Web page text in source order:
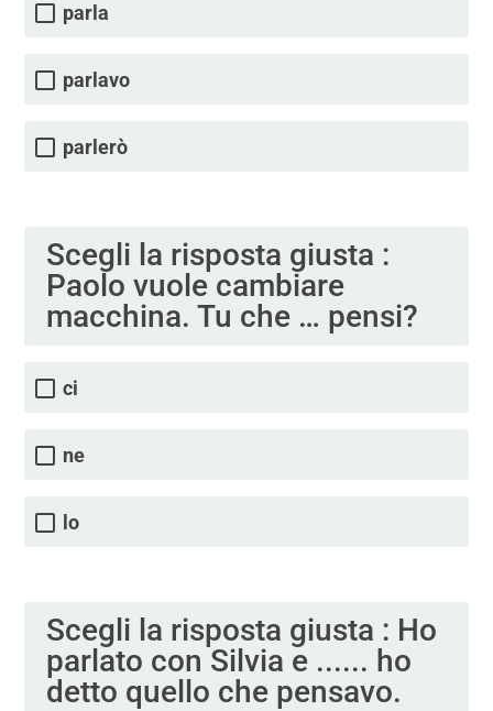
parla
parlavo
parlerò
Scegli la risposta giusta :
Paolo vuole cambiare
macchina. Tu che … pensi?
ci
ne
lo
Scegli la risposta giusta : Ho
parlato con Silvia e ...... ho
detto quello che pensavo.